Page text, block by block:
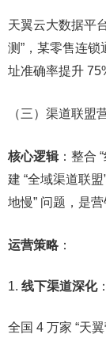
天翼云大数据平
测”，某零售连
址准确率提升
（三）渠道联盟
核心逻辑：整合
建 “全域渠道联
地慢” 问题，是营
运营策略：​
线下渠道深化：​
全国 4 万家 “天